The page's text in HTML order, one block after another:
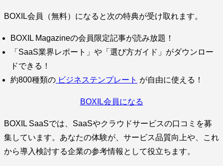
BOXIL会員（無料）になると次の特典が受け取れます。
BOXIL Magazineの会員限定記事が読み放題！
「SaaS業界レポート」や「選び方ガイド」がダウンロー
ドできる！
約800種類の ビジネステンプレート が自由に使える！
BOXIL会員になる
BOXIL SaaSでは、SaaSやクラウドサービスの口コミを募
集しています。あなたの体験が、サービス品質向上や、これ
から導入検討する企業の参考情報として役立ちます。